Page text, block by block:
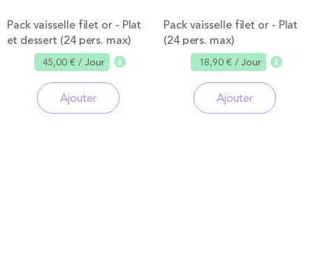
Pack vaisselle filet or - Plat
et dessert (24 pers. max)
45,00 €/ Jour
Ajouter
Pack vaisselle filet or - Plat
(24 pers. max)
18,90 €/ Jour
Ajouter